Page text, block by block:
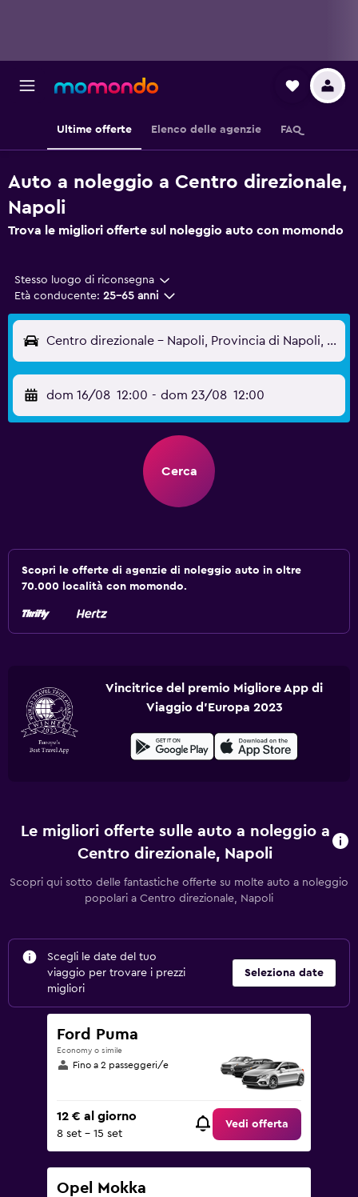
Ultime offerte Elenco delle agenzie FAQ
Auto a noleggio a Centro direzionale,
Napoli
Trova le migliori offerte sul noleggio auto con momondo
Stesso luogo di riconsegna
Età conducente: 25-65 anni
Centro direzionale - Napoli, Provincia di Napoli, Italia
dom 16/08 12:00 - dom 23/08 12:00
Cerca
Scopri le offerte di agenzie di noleggio auto in oltre
70.000 località con momondo.
Vincitrice del premio Migliore App di
Viaggio d'Europa 2023
Le migliori offerte sulle auto a noleggio a
Centro direzionale, Napoli
Scopri qui sotto delle fantastiche offerte su molte auto a noleggio
popolari a Centro direzionale, Napoli
Scegli le date del tuo
viaggio per trovare i prezzi
migliori
Seleziona date
Ford Puma
Economy o simile
Fino a 2 passeggeri/e
12 € al giorno
8 set - 15 set
Vedi offerta
Opel Mokka